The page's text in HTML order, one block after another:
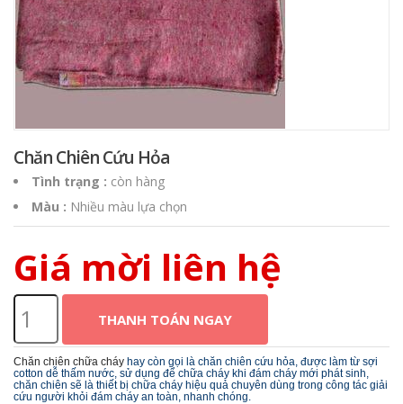
Chăn Chiên Cứu Hỏa
Tình trạng : còn hàng
Màu : Nhiều màu lựa chọn
Giá mời liên hệ
THANH TOÁN NGAY
Chăn chiên chữa cháy hay còn gọi là chăn chiên cứu hỏa, được làm từ sợi
cotton dễ thấm nước, sử dụng để chữa cháy khi đám cháy mới phát sinh,
chăn chiên sẽ là thiết bị chữa cháy hiệu quả chuyên dùng trong công tác giải
cứu người khỏi đám cháy an toàn, nhanh chóng.